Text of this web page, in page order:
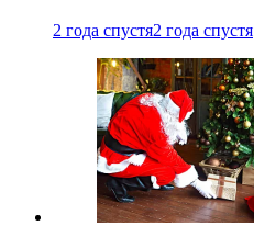
2 года спустя2 года спустя